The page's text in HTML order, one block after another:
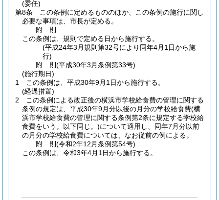
(委任)
第8条
この条例に定めるもののほか、この条例の施行に関し
必要な事項は、市長が定める。
附 則
この条例は、規則で定める日から施行する。
(平成24年3月規則第32号により同年4月1日から施
行)
附 則(平成30年3月条例第33号)
(施行期日)
1
この条例は、平成30年9月1日から施行する。
(経過措置)
2
この条例による改正後の横浜市学校給食費の管理に関する
条例の規定は、平成30年9月分以後の月分の学校給食費(横
浜市学校給食費の管理に関する条例第2条に規定する学校給
食費をいう。以下同じ。)について適用し、同年7月分以前
の月分の学校給食費については、なお従前の例による。
附 則(令和2年12月条例第54号)
この条例は、令和3年4月1日から施行する。